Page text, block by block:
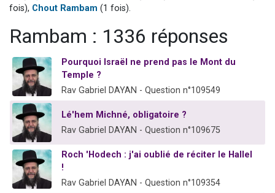
fois), Chout Rambam (1 fois).
Rambam : 1336 réponses
Pourquoi Israël ne prend pas le Mont du
Temple ?
Rav Gabriel DAYAN - Question n°109549
Lé'hem Michné, obligatoire ?
Rav Gabriel DAYAN - Question n°109675
Roch 'Hodech : j'ai oublié de réciter le Hallel
!
Rav Gabriel DAYAN - Question n°109354